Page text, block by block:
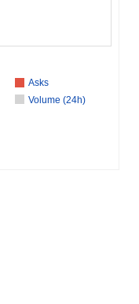
Asks
Volume (24h)